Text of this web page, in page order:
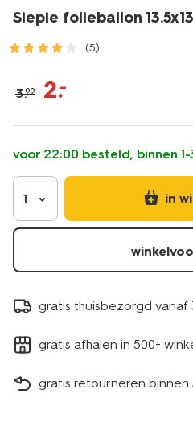
Siepie folieballon
(5)
cadeau/versiering/ballonnen/
folieballon-
-14200827.html
3.99 2.–
voor 22:00 besteld, binnen
1 in
gratis thuisbezorgd vanaf
gratis afhalen in 500+
gratis retourneren binnen